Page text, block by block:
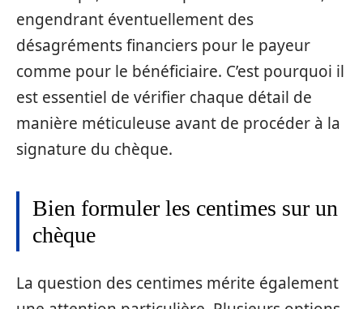
engendrant éventuellement des
désagréments financiers pour le payeur
comme pour le bénéficiaire. C’est pourquoi il
est essentiel de vérifier chaque détail de
manière méticuleuse avant de procéder à la
signature du chèque.
Bien formuler les centimes sur un
chèque
La question des centimes mérite également